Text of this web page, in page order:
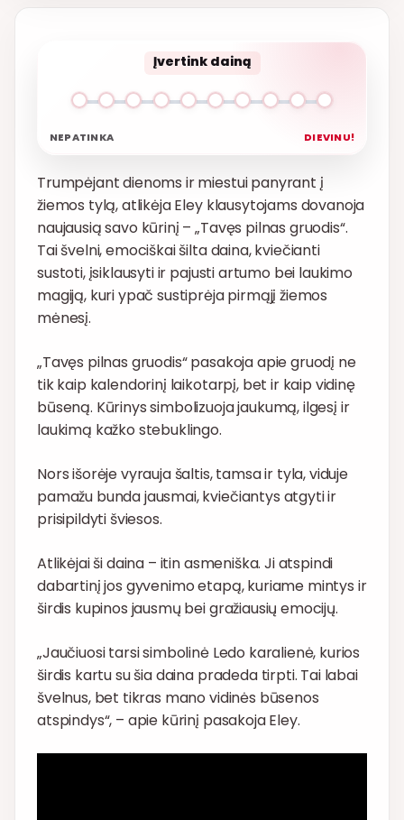
Įvertink dainą
NEPATINKA DIEVINU!
Trumpėjant dienoms ir miestui panyrant į
žiemos tylą, atlikėja Eley klausytojams dovanoja
naujausią savo kūrinį – „Tavęs pilnas gruodis“.
Tai švelni, emociškai šilta daina, kviečianti
sustoti, įsiklausyti ir pajusti artumo bei laukimo
magiją, kuri ypač sustiprėja pirmąjį žiemos
mėnesį.
„Tavęs pilnas gruodis“ pasakoja apie gruodį ne
tik kaip kalendorinį laikotarpį, bet ir kaip vidinę
būseną. Kūrinys simbolizuoja jaukumą, ilgesį ir
laukimą kažko stebuklingo.
Nors išorėje vyrauja šaltis, tamsa ir tyla, viduje
pamažu bunda jausmai, kviečiantys atgyti ir
prisipildyti šviesos.
Atlikėjai ši daina – itin asmeniška. Ji atspindi
dabartinį jos gyvenimo etapą, kuriame mintys ir
širdis kupinos jausmų bei gražiausių emocijų.
„Jaučiuosi tarsi simbolinė Ledo karalienė, kurios
širdis kartu su šia daina pradeda tirpti. Tai labai
švelnus, bet tikras mano vidinės būsenos
atspindys“, – apie kūrinį pasakoja Eley.